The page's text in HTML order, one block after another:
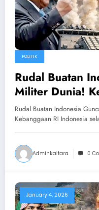
POLITIK
Rudal Buatan
Militer Dunia!
Bikin Asing
Rudal Buatan Indonesia
Kebanggaan RI Indonesia
Adminkaltara 0
January 4, 2026